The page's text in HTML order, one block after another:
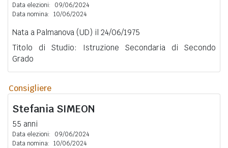
Data elezioni:
09/06/2024
Data nomina: 10/06/2024
Nata a Palmanova (UD) il 24/06/1975
Titolo di Studio: Istruzione Secondaria di Secondo
Grado
Consigliere
Stefania SIMEON
55 anni
Data elezioni:
09/06/2024
Data nomina: 10/06/2024